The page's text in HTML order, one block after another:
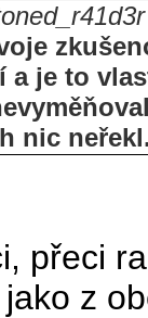
a je to
nic
přeci
z